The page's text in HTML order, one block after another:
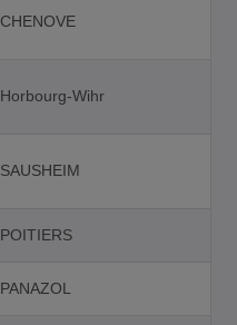
CHENOVE
Horbourg-Wihr
SAUSHEIM
POITIERS
PANAZOL